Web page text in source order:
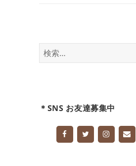
検
索:
＊SNS お友達募集中